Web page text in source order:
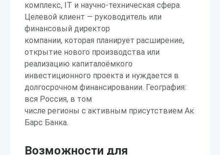
комплекс, IT и научно-техническая сфера.
Целевой клиент — руководитель или
финансовый директор
компании, которая планирует расширение,
открытие нового производства или
реализацию капиталоёмкого
инвестиционного проекта и нуждается в
долгосрочном финансировании. География:
вся Россия, в том
числе регионы с активным присутствием Ак
Барс Банка.
Возможности для